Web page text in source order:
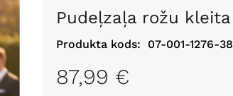
Pudeļzaļa rožu kleita
Produkta kods: 07-001-1276-38
87,99 €